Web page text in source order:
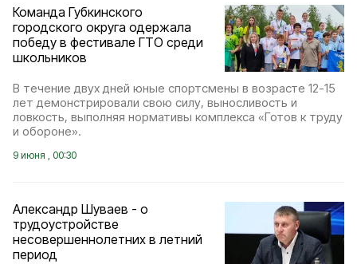
Команда Губкинского
городского округа одержала
победу в фестивале ГТО среди
школьников
В течение двух дней юные спортсмены в возрасте 12-15
лет демонстрировали свою силу, выносливость и
ловкость, выполняя нормативы комплекса «Готов к труду
и обороне».
9 июня , 00:30
Александр Шуваев - о
трудоустройстве
несовершеннолетних в летний
период